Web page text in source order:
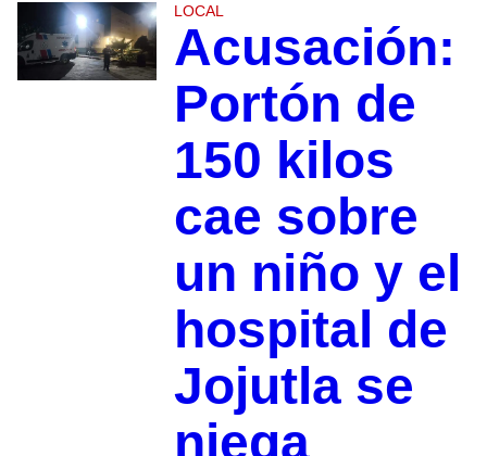
LOCAL
Acusación:
Portón de
150 kilos
cae sobre
un niño y el
hospital de
Jojutla se
niega